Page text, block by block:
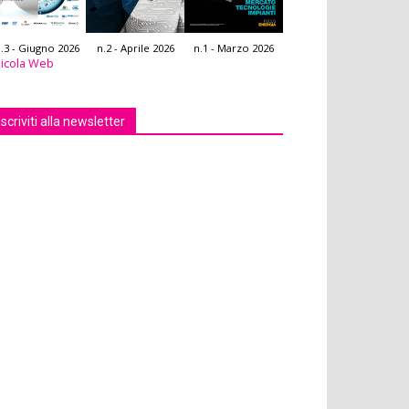
- Giugno 2026 n.2 - Aprile 2026 n.1 - Marzo 2026
Web
alla newsletter